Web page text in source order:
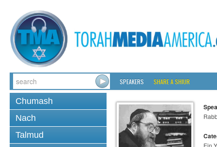
SPEAKERS SHARE A SHIUR
Chumash
Nach
Talmud
Ein